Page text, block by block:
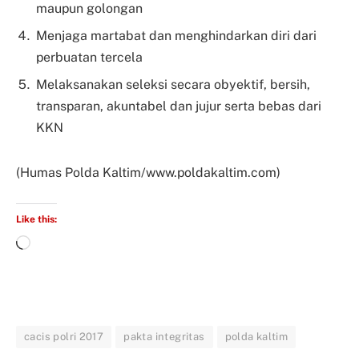
maupun golongan
Menjaga martabat dan menghindarkan diri dari
perbuatan tercela
Melaksanakan seleksi secara obyektif, bersih,
transparan, akuntabel dan jujur serta bebas dari
KKN
(Humas Polda Kaltim/www.poldakaltim.com)
Like this:
cacis polri 2017 pakta integritas polda kaltim